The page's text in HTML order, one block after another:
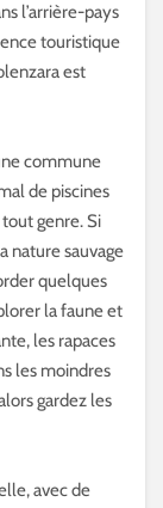
l’arrière-pays
touristique
est
commune
de piscines
genre. Si
nature sauvage
quelques
la faune et
les rapaces
les moindres
gardez les
avec de